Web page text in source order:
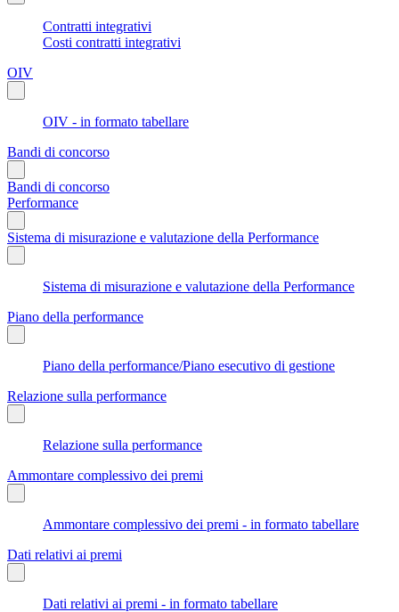
Contratti integrativi
Costi contratti integrativi
OIV
OIV - in formato tabellare
Bandi di concorso
Bandi di concorso
Performance
Sistema di misurazione e valutazione della Performance
Sistema di misurazione e valutazione della Performance
Piano della performance
Piano della performance/Piano esecutivo di gestione
Relazione sulla performance
Relazione sulla performance
Ammontare complessivo dei premi
Ammontare complessivo dei premi - in formato tabellare
Dati relativi ai premi
Dati relativi ai premi - in formato tabellare